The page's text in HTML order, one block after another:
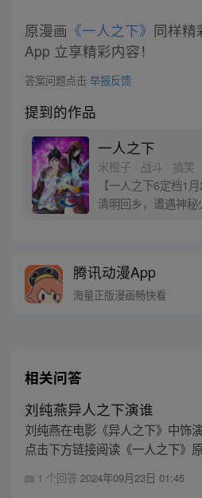
原漫画 《一人之下》 同样精
App 立享精彩内容！
答案问题点击 举报反馈
提到的作品
一人之下
米橙子 · 战斗 · 搞笑
【一人之下6定档1
清明回乡，遭遇神
密，张楚岚的生活
同踏上“异人”之旅。
腾讯动漫App
海量正版漫画畅快看
相关问答
刘纯燕异人之下演谁
刘纯燕在电影《异人之下》中饰演
点击下方链接阅读《一人之下》原
1 个回答 2024年09月23日 01:45